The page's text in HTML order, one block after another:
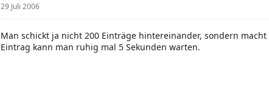
29 Juli 2006
Man schickt ja nicht 200 Einträge hintereinander, sondern
Eintrag kann man ruhig mal 5 Sekunden warten.